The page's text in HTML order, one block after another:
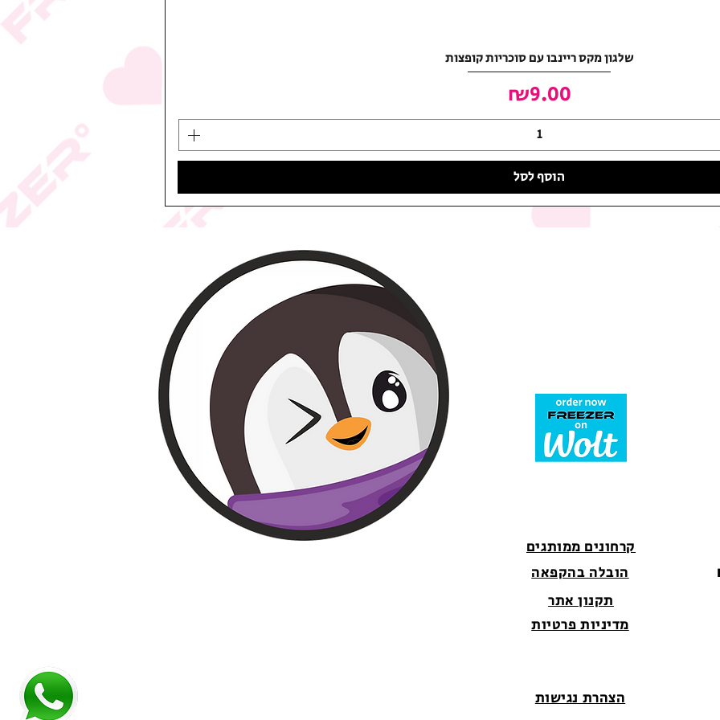
שלגון מקס ריינבו עם סוכריות קופצות
מחיר
₪9.00
הוסף לסל
קרחונים ממותגים
הובלה בהקפאה
תקנון אתר
מדיניות פרטיות
הצהרת נגישות